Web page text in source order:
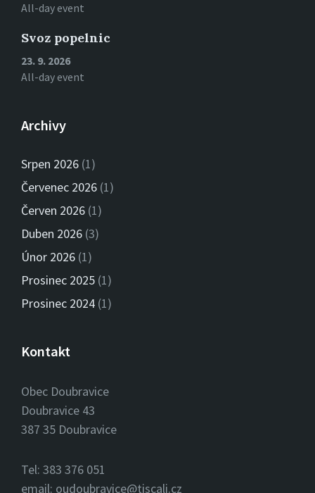
All-day event
Svoz popelnic
23. 9. 2026
All-day event
Archivy
Srpen 2026 (1)
Červenec 2026 (1)
Červen 2026 (1)
Duben 2026 (3)
Únor 2026 (1)
Prosinec 2025 (1)
Prosinec 2024 (1)
Kontakt
Obec Doubravice
Doubravice 43
387 35 Doubravice
Tel: 383 376 051
email: oudoubravice@tiscali.cz